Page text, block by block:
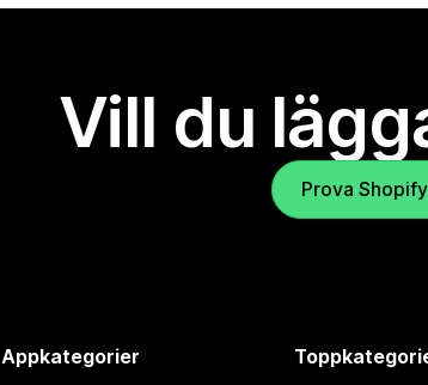
Vill du
Prova
Appkategorier